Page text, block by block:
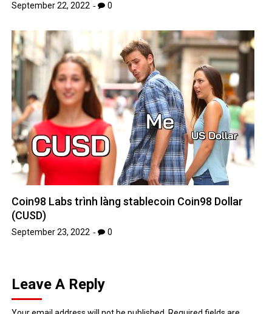
September 22, 2022 0
Coin98 Labs trình làng stablecoin Coin98 Dollar
(CUSD)
September 23, 2022 0
Leave A Reply